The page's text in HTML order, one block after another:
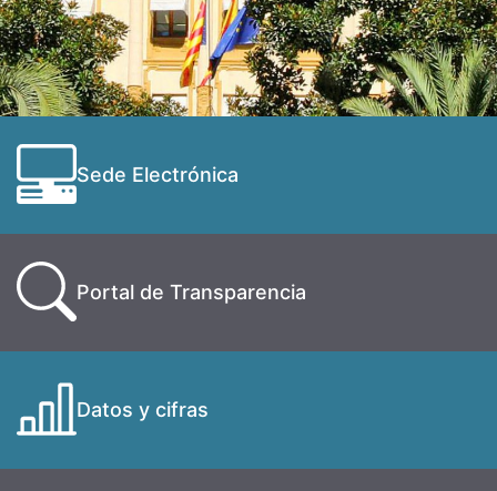
Sede Electrónica
Portal de Transparencia
Datos y cifras